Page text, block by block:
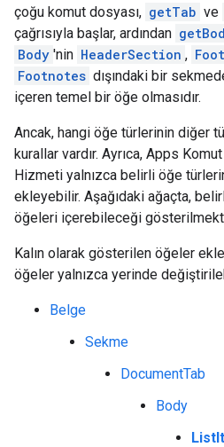
çoğu komut dosyası, getTab ve
çağrısıyla başlar, ardından
Body 'nin HeaderSection ,
Footnotes dışındaki bir
içeren temel bir öğe olmasıdır.
Ancak, hangi öğe türlerinin diğer
kurallar vardır. Ayrıca, Apps
Hizmeti yalnızca belirli öğe
ekleyebilir. Aşağıdaki ağaçta,
öğeleri içerebileceği
Kalın olarak gösterilen öğeler
öğeler yalnızca yerinde
Belge
Sekme
DocumentTab
Body